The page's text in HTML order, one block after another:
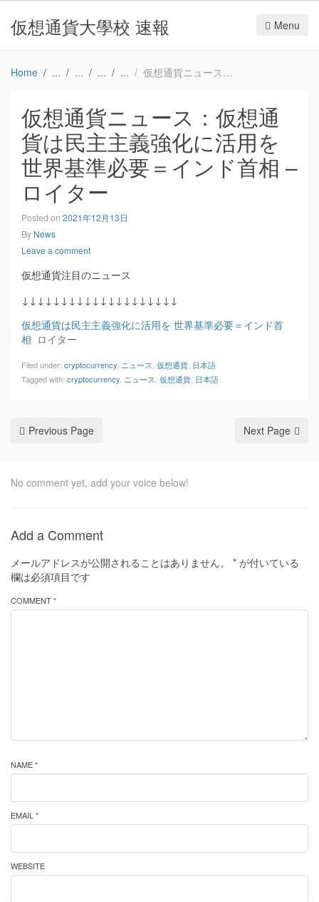
仮想通貨大學校 速報 Menu
Home 仮想通貨ニュース：仮想通貨は民主主義強化に活用を 世界基準必要＝インド首相 – ロイター
仮想通貨ニュース：仮想通
貨は民主主義強化に活用を
世界基準必要＝インド首相 –
ロイター
Posted on 2021年12月13日
By News
Leave a comment
仮想通貨注目のニュース
↓↓↓↓↓↓↓↓↓↓↓↓↓↓↓↓↓↓↓↓
仮想通貨は民主主義強化に活用を 世界基準必要＝インド首
相 ロイター
Filed under: cryptocurrency ニュース 仮想通貨 日本語
Tagged with: cryptocurrency ニュース 仮想通貨 日本語
Previous Page Next Page
No comment yet, add your voice below!
Add a Comment
メールアドレスが公開されることはありません。 * が付いている
欄は必須項目です
COMMENT *
NAME *
EMAIL *
WEBSITE